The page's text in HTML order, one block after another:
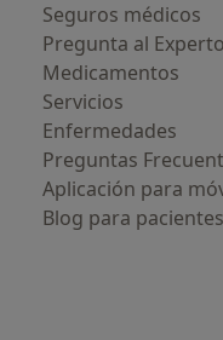
Seguros médicos
Pregunta al Experto
Medicamentos
Servicios
Enfermedades
Preguntas
Aplicación para
Blog para pacientes